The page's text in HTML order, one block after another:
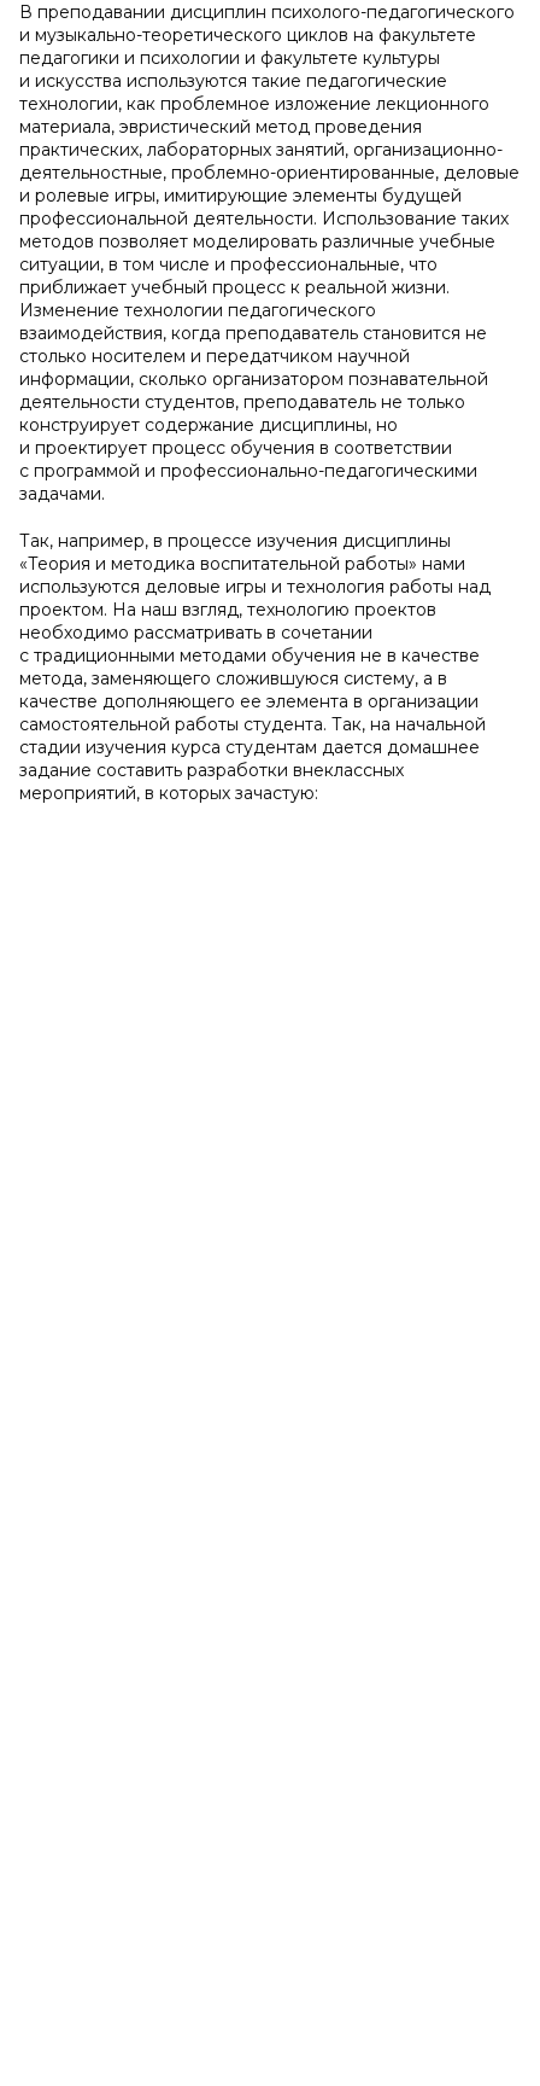
В преподавании дисциплин психолого-педагогического
и музыкально-теоретического циклов на факультете
педагогики и психологии и факультете культуры
и искусства используются такие педагогические
технологии, как проблемное изложение лекционного
материала, эвристический метод проведения
практических, лабораторных занятий, организационно-
деятельностные, проблемно-ориентированные, деловые
и ролевые игры, имитирующие элементы будущей
профессиональной деятельности. Использование таких
методов позволяет моделировать различные учебные
ситуации, в том числе и профессиональные, что
приближает учебный процесс к реальной жизни.
Изменение технологии педагогического
взаимодействия, когда преподаватель становится не
столько носителем и передатчиком научной
информации, сколько организатором познавательной
деятельности студентов, преподаватель не только
конструирует содержание дисциплины, но
и проектирует процесс обучения в соответствии
с программой и профессионально-педагогическими
задачами.
Так, например, в процессе изучения дисциплины
«Теория и методика воспитательной работы» нами
используются деловые игры и технология работы над
проектом. На наш взгляд, технологию проектов
необходимо рассматривать в сочетании
с традиционными методами обучения не в качестве
метода, заменяющего сложившуюся систему, а в
качестве дополняющего ее элемента в организации
самостоятельной работы студента. Так, на начальной
стадии изучения курса студентам дается домашнее
задание составить разработки внеклассных
мероприятий, в которых зачастую: